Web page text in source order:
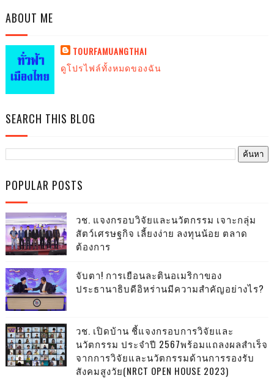
ABOUT ME
TOURFAMUANGTHAI
ดูโปรไฟล์ทั้งหมดของฉัน
SEARCH THIS BLOG
POPULAR POSTS
วช. แจงกรอบวิจัยและนวัตกรรม เจาะกลุ่ม
สัตว์เศรษฐกิจ เลี้ยงง่าย ลงทุนน้อย ตลาด
ต้องการ
จับตา! การเยือนละตินอเมริกาของ
ประธานาธิบดีอิหร่านมีความสำคัญอย่างไร?
วช. เปิดบ้าน ชี้แจงกรอบการวิจัยและ
นวัตกรรม ประจำปี 2567พร้อมแถลงผลสำเร็จ
จากการวิจัยและนวัตกรรมด้านการรองรับ
สังคมสูงวัย(NRCT OPEN HOUSE 2023)